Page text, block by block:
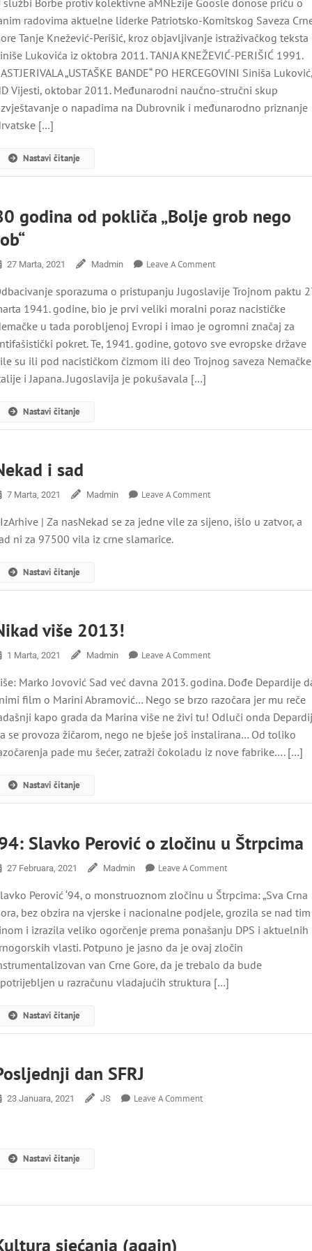
Rastjerivanja
Ustaških
Po
Hercegovini
Do
Uzdanice
Komitskog
službi Borbe protiv kolektivne aMNEzije Goosle donose priču o
radovima aktuelne liderke Patriotsko-Komitskog Saveza
Tanje Knežević-Perišić, kroz objavljivanje istraživačkog teksta
Lukovića iz oktobra 2011. TANJA KNEŽEVIĆ-PERIŠIĆ 1991.
„USTAŠKE BANDE“ PO HERCEGOVINI Siniša
Vijesti, oktobar 2011. Međunarodni naučno-stručni skup
o napadima na Dubrovnik i međunarodno priznanje
[…]
Nastavi čitanje
godina od pokliča „Bolje grob nego
27 Marta, 2021 Madmin Leave A CommentOn
Godina
Od
„Bolje
Grob
Nego
sporazuma o pristupanju Jugoslavije Trojnom paktu
1941. godine, bio je prvi veliki moralni poraz nacističke
u tada porobljenoj Evropi i imao je ogromni značaj za
pokret. Te, 1941. godine, gotovo sve evropske države
su ili pod nacističkom čizmom ili deo Trojnog saveza
i Japana. Jugoslavija je pokušavala […]
Nastavi čitanje
i sad
7 Marta, 2021 Madmin Leave A CommentOn
I
| Za nasNekad se za jedne vile za sijeno, išlo u zatvor, a
ni za 97500 vila iz crne slamarice.
Nastavi čitanje
više 2013!
1 Marta, 2021 Madmin Leave A CommentOn
Više
2013!
Marko Jovović Sad već davna 2013. godina. Dođe Depardije
film o Marini Abramović… Nego se brzo razočara jer mu reče
kapo grada da Marina više ne živi tu! Odluči onda
se provoza žičarom, nego ne bješe još instalirana… Od toliko
pade mu šećer, zatraži čokoladu iz nove fabrike…. […]
Nastavi čitanje
Slavko Perović o zločinu u Štrpcima
27 Februara, 2021 Madmin Leave A CommentOn
Slavko
Perović
O
Zločinu
U
Štrpcima
Perović ‘94, o monstruoznom zločinu u Štrpcima: „Sva Crna
bez obzira na vjerske i nacionalne podjele, grozila se nad tim
i izrazila veliko ogorčenje prema ponašanju DPS i aktuelnih
vlasti. Potpuno je jasno da je ovaj zločin
van Crne Gore, da je trebalo da bude
u razračunu vladajućih struktura […]
Nastavi čitanje
dan SFRJ
23 Januara, 2021 JS Leave A CommentOn
Nastavi čitanje
sjećanja (again)